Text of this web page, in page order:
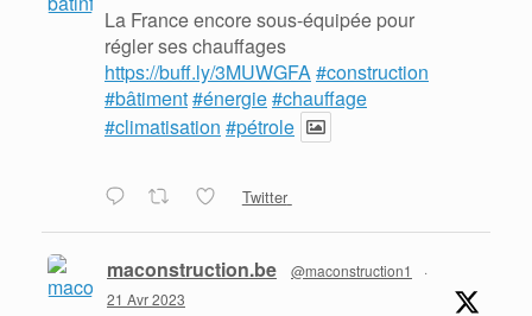
La France encore sous-équipée pour
régler ses chauffages
https://buff.ly/3MUWGFA#construction
#bâtiment#énergie#chauffage
#climatisation #pétrole
Twitter
maconstruction.be @maconstruction1
·
21 Avr 2023